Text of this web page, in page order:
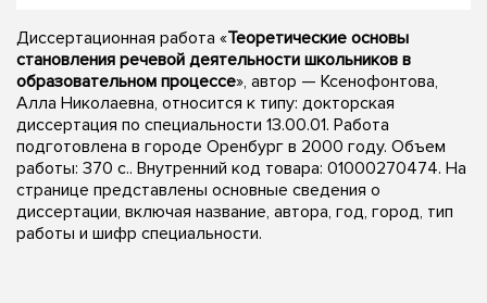
Диссертационная работа «Теоретические основы
становления речевой деятельности школьников в
образовательном процессе», автор — Ксенофонтова,
Алла Николаевна, относится к типу: докторская
диссертация по специальности 13.00.01. Работа
подготовлена в городе Оренбург в 2000 году. Объем
работы: 370 с.. Внутренний код товара: 01000270474. На
странице представлены основные сведения о
диссертации, включая название, автора, год, город, тип
работы и шифр специальности.